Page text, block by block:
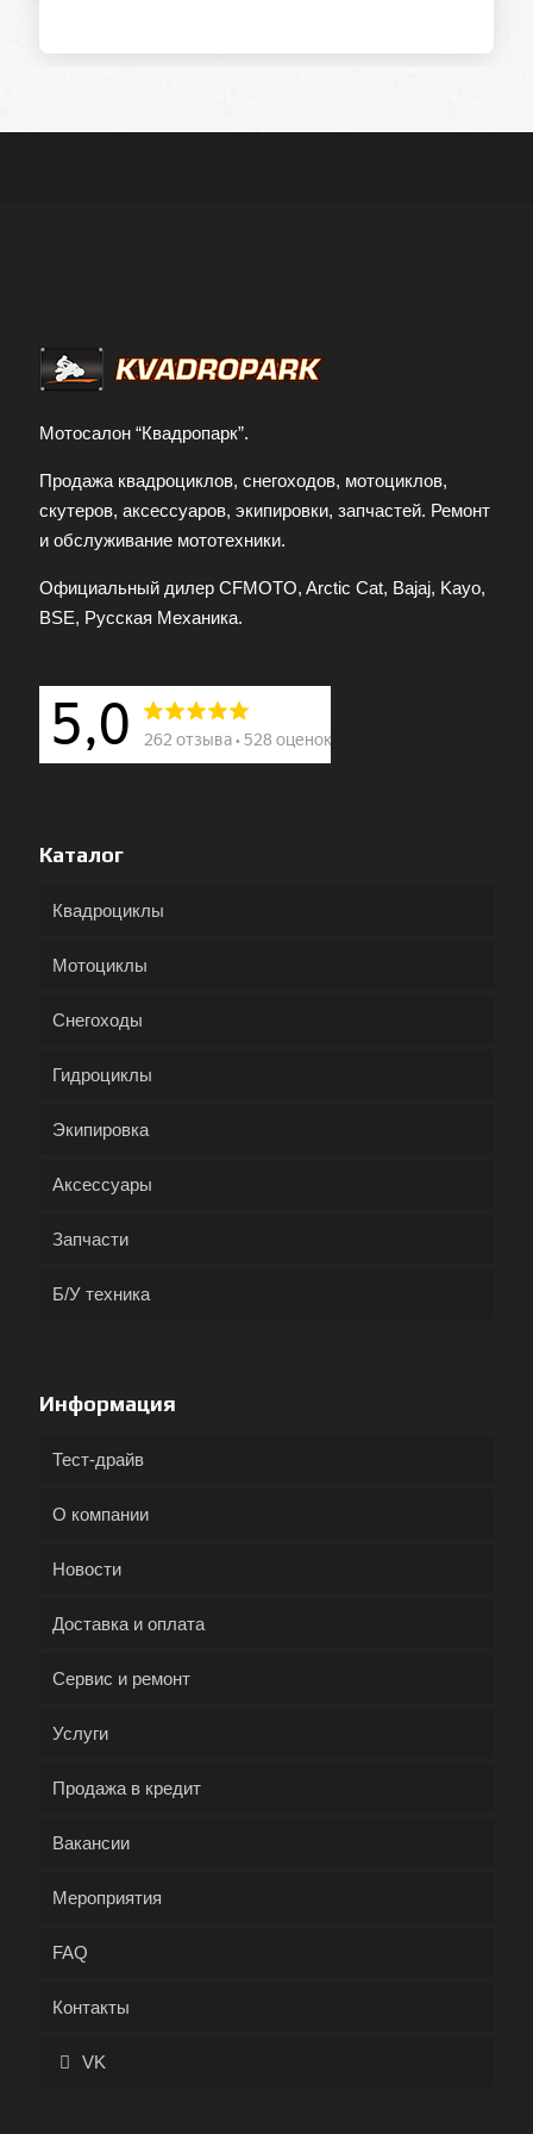
Мотосалон “Квадропарк”.
Продажа квадроциклов, снегоходов, мотоциклов,
скутеров, аксессуаров, экипировки, запчастей. Ремонт
и обслуживание мототехники.
Официальный дилер CFMOTO, Arctic Cat, Bajaj, Kayo,
BSE, Русская Механика.
Каталог
Квадроциклы
Мотоциклы
Снегоходы
Гидроциклы
Экипировка
Аксессуары
Запчасти
Б/У техника
Информация
Тест-драйв
О компании
Новости
Доставка и оплата
Сервис и ремонт
Услуги
Продажа в кредит
Вакансии
Мероприятия
FAQ
Контакты
VK